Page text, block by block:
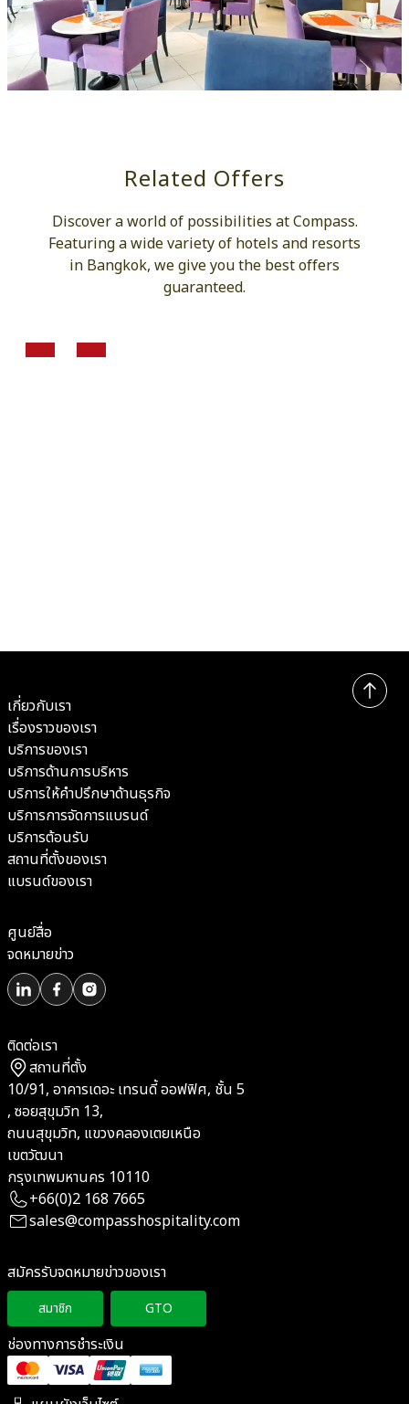
Related Offers
Discover a world of possibilities at Compass.
Featuring a wide variety of hotels and resorts
in Bangkok, we give you the best offers
guaranteed.
เกี่ยวกับเรา
เรื่องราวของเรา
บริการของเรา
บริการด้านการบริหาร
บริการให้คำปรึกษาด้านธุรกิจ
บริการการจัดการแบรนด์
บริการต้อนรับ
สถานที่ตั้งของเรา
แบรนด์ของเรา
ศูนย์สื่อ
จดหมายข่าว
ติดต่อเรา
สถานที่ตั้ง
10/91, อาคารเดอะ เทรนดี้ ออฟฟิศ, ชั้น 5
, ซอยสุขุมวิท 13,
ถนนสุขุมวิท, แขวงคลองเตยเหนือ
เขตวัฒนา
กรุงเทพมหานคร 10110
+66(0)2 168 7665
sales@compasshospitality.com
สมัครรับจดหมายข่าวของเรา
สมาชิก GTO
ช่องทางการชำระเงิน